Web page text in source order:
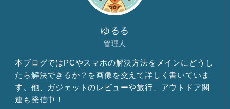
ゆるる
管理人
本ブログではPCやスマホの解決方法をメインにどうし
たら解決できるか？を画像を交えて詳しく書いていま
す。他、ガジェットのレビューや旅行、アウトドア関
連も発信中！